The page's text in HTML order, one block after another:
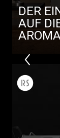
DER
AUF